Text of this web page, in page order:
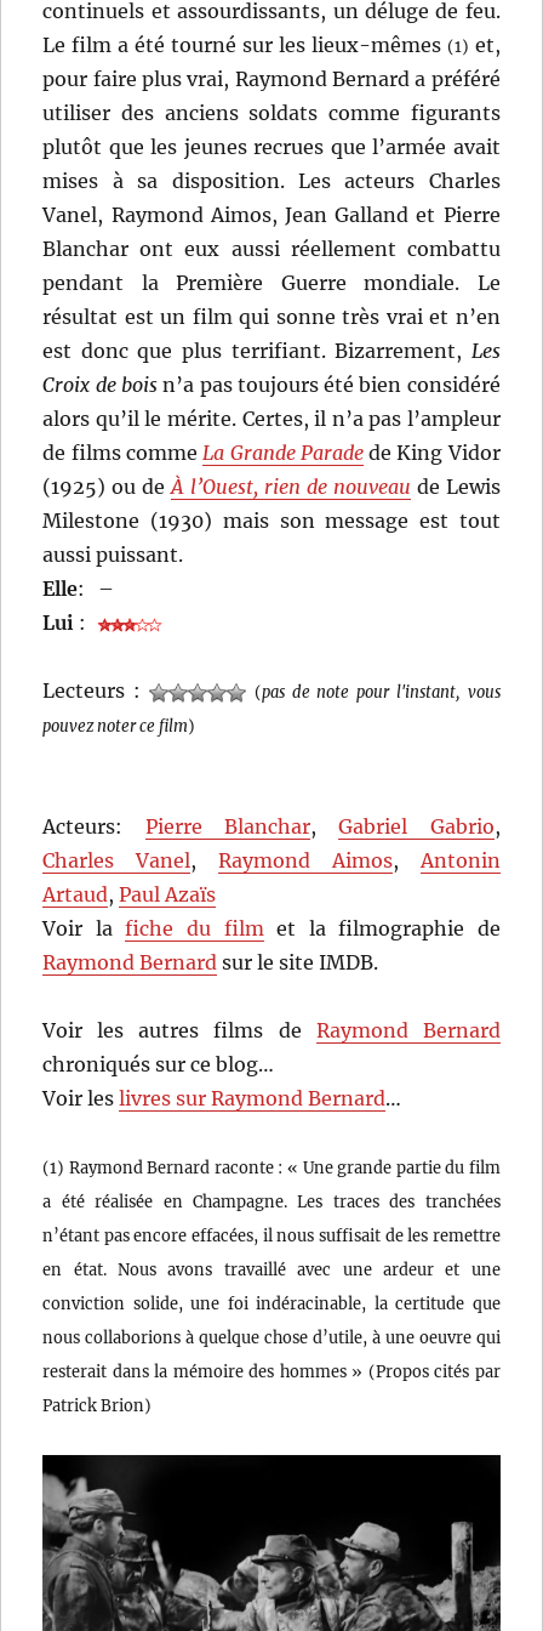
continuels et assourdissants, un déluge de feu.
Le film a été tourné sur les lieux-mêmes (1) et,
pour faire plus vrai, Raymond Bernard a préféré
utiliser des anciens soldats comme figurants
plutôt que les jeunes recrues que l’armée avait
mises à sa disposition. Les acteurs Charles
Vanel, Raymond Aimos, Jean Galland et Pierre
Blanchar ont eux aussi réellement combattu
pendant la Première Guerre mondiale. Le
résultat est un film qui sonne très vrai et n’en
est donc que plus terrifiant. Bizarrement, Les
Croix de boisn’a pas toujours été bien considéré
alors qu’il le mérite. Certes, il n’a pas l’ampleur
de films commeLa Grande Paradede King Vidor
(1925) ou deÀ l’Ouest, rien de nouveau de Lewis
Milestone (1930) mais son message est tout
aussi puissant.
Elle:
–
Lui :
Lecteurs : (pas de note pour l'instant, vous
pouvez noter ce film)
Acteurs: Pierre Blanchar,Gabriel Gabrio,
Charles Vanel,Raymond Aimos,Antonin
Artaud,Paul Azaïs
Voir lafiche du filmet la filmographie de
Raymond Bernard sur le site IMDB.
Voir les autres films de Raymond Bernard
chroniqués sur ce blog…
Voir leslivres sur Raymond Bernard…
(1) Raymond Bernard raconte : « Une grande partie du film
a été réalisée en Champagne. Les traces des tranchées
n’étant pas encore effacées, il nous suffisait de les remettre
en état. Nous avons travaillé avec une ardeur et une
conviction solide, une foi indéracinable, la certitude que
nous collaborions à quelque chose d’utile, à une oeuvre qui
resterait dans la mémoire des hommes » (Propos cités par
Patrick Brion)